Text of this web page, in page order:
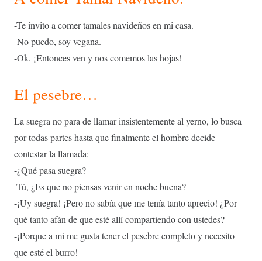
-Te invito a comer tamales navideños en mi casa.
-No puedo, soy vegana.
-Ok. ¡Entonces ven y nos comemos las hojas!
El pesebre…
La suegra no para de llamar insistentemente al yerno, lo busca
por todas partes hasta que finalmente el hombre decide
contestar la llamada:
-¿Qué pasa suegra?
-Tú, ¿Es que no piensas venir en noche buena?
-¡Uy suegra! ¡Pero no sabía que me tenía tanto aprecio! ¿Por
qué tanto afán de que esté allí compartiendo con ustedes?
-¡Porque a mi me gusta tener el pesebre completo y necesito
que esté el burro!